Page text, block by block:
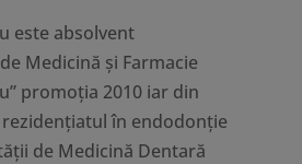
este absolvent
Medicină şi Farmacie
promoţia 2010 iar din
rezidenţiatul în endodonţie
de Medicină Dentară